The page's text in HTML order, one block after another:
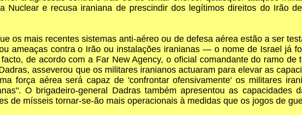
Nuclear e recusa iraniana de prescindir dos legítimos direitos do Irão
os mais recentes sistemas anti-aéreo ou de defesa aérea estão a ser
ameaças contra o Irão ou instalações iranianas — o nome de Israel já
de acordo com a Far New Agency, o oficial comandante do ramo
asseverou que os militares iranianos actuaram para elevar as
força aérea será capaz de 'confrontar ofensivamente' os militares
O brigadeiro-general Dadras também apresentou as capacidades
de mísseis tornar-se-ão mais operacionais à medidas que os jogos de